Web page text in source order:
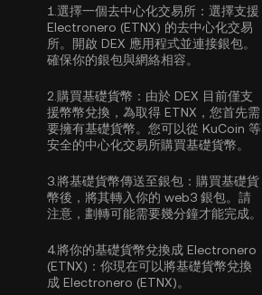
1. 選擇一個去中心化交易所： 選擇支援
Electronero (ETNX) 的去中心化交易
所。開啟 DEX 應用程式並連接銀包。
確保你的銀包與網絡相容。
2. 購買基礎貨幣： 由於 DEX 目前僅支
援幣幣兌換，為取得 ETNX，您首先需
要擁有基礎貨幣。您可以從 KuCoin 等
安全的中心化交易所購買基礎貨幣。
3. 將基礎貨幣傳送至銀包： 購買基礎貨
幣後，將其轉入你的 web3 銀包。請
注意，劃轉可能需要幾分鐘才能完成。
4.將你的基礎貨幣兌換成 Electronero
(ETNX)： 你現在可以將基礎貨幣兌換
成 Electronero (ETNX)。